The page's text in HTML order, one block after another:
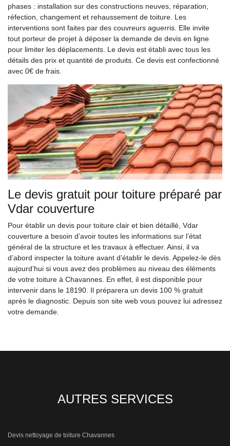
phases : installation sur des constructions neuves, réparation,
réfection, changement et rehaussement de toiture. Les
interventions sont faites par des couvreurs aguerris. Elle invite
tout porteur de projet à déposer la demande de devis en ligne
pour limiter les déplacements. Le devis est établi avec tous les
détails des prix et quantité de produits. Ce devis est confectionné
avec 0€ de frais.
Le devis gratuit pour toiture préparé par
Vdar couverture
Pour établir un devis pour toiture clair et bien détaillé, Vdar
couverture a besoin d’avoir toutes les informations sur l’état
général de la structure et les travaux à effectuer. Ainsi, il va
d’abord inspecter la toiture avant d’établir le devis. Appelez-le dès
aujourd’hui si vous avez des problèmes au niveau des éléments
de votre toiture à Chavannes. En effet, il est disponible pour
intervenir dans le 18190. Il préparera un devis 100 % gratuit
après le diagnostic. Depuis son site web vous pouvez lui adressez
votre demande.
AUTRES SERVICES
Devis nettoyage de toiture Chavannes